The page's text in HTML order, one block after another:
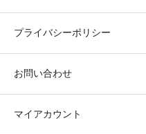
プライバシーポリシー
お問い合わせ
マイアカウント